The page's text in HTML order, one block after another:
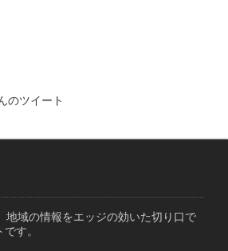
のツイート
地域の情報をエッジの効いた切り口で
す。